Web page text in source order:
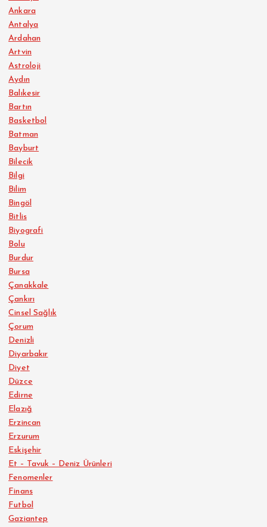
Ankara
Antalya
Ardahan
Artvin
Astroloji
Aydın
Balıkesir
Bartın
Basketbol
Batman
Bayburt
Bilecik
Bilgi
Bilim
Bingöl
Bitlis
Biyografi
Bolu
Burdur
Bursa
Çanakkale
Çankırı
Cinsel Sağlık
Çorum
Denizli
Diyarbakır
Diyet
Düzce
Edirne
Elazığ
Erzincan
Erzurum
Eskişehir
Et – Tavuk – Deniz Ürünleri
Fenomenler
Finans
Futbol
Gaziantep